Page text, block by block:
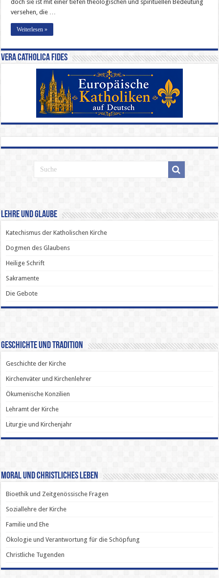
doch sie ist mit einer tiefen theologischen und spirituellen Bedeutung
versehen, die …
Weiterlesen »
Vera Catholica Fides
Lehre und Glaube
Katechismus der Katholischen Kirche
Dogmen des Glaubens
Heilige Schrift
Sakramente
Die Gebote
Geschichte und Tradition
Geschichte der Kirche
Kirchenväter und Kirchenlehrer
Ökumenische Konzilien
Lehramt der Kirche
Liturgie und Kirchenjahr
Moral und Christliches Leben
Bioethik und Zeitgenössische Fragen
Soziallehre der Kirche
Familie und Ehe
Ökologie und Verantwortung für die Schöpfung
Christliche Tugenden